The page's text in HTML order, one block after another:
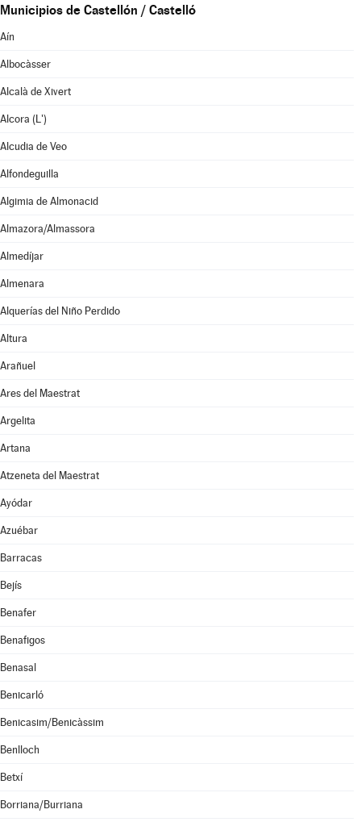
Municipios de Castellón / Castelló
Aín
Albocàsser
Alcalà de Xivert
Alcora (L')
Alcudia de Veo
Alfondeguilla
Algimia de Almonacid
Almazora/Almassora
Almedíjar
Almenara
Alquerías del Niño Perdido
Altura
Arañuel
Ares del Maestrat
Argelita
Artana
Atzeneta del Maestrat
Ayódar
Azuébar
Barracas
Bejís
Benafer
Benafigos
Benasal
Benicarló
Benicasim/Benicàssim
Benlloch
Betxí
Borriana/Burriana